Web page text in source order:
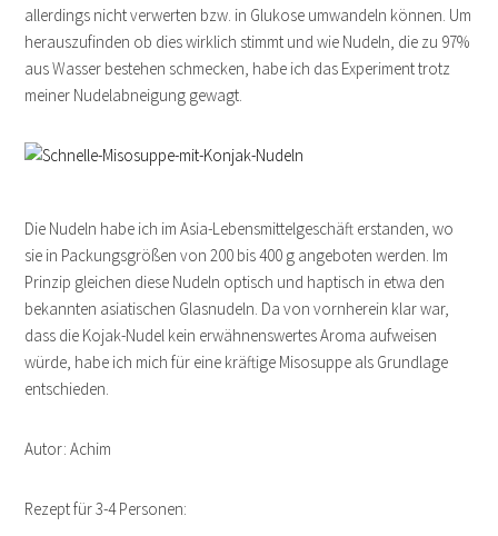
allerdings nicht verwerten bzw. in Glukose umwandeln können. Um
herauszufinden ob dies wirklich stimmt und wie Nudeln, die zu 97%
aus Wasser bestehen schmecken, habe ich das Experiment trotz
meiner Nudelabneigung gewagt.
Die Nudeln habe ich im Asia-Lebensmittelgeschäft erstanden, wo
sie in Packungsgrößen von 200 bis 400 g angeboten werden. Im
Prinzip gleichen diese Nudeln optisch und haptisch in etwa den
bekannten asiatischen Glasnudeln. Da von vornherein klar war,
dass die Kojak-Nudel kein erwähnenswertes Aroma aufweisen
würde, habe ich mich für eine kräftige Misosuppe als Grundlage
entschieden.
Autor: Achim
Rezept für 3-4 Personen: